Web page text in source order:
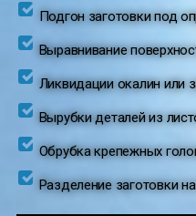
Подгон заготовки под
Выравнивание
Ликвидации окалин или
Вырубки деталей из
Обрубка крепежных
Разделение заготовки